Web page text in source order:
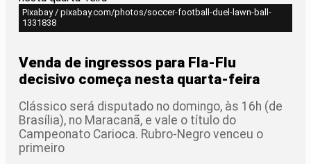
Pixabay / pixabay.com/photos/soccer-football-duel-lawn-ball-
1331838
Venda de ingressos para Fla-Flu
decisivo começa nesta quarta-feira
Clássico será disputado no domingo, às 16h (de
Brasília), no Maracanã, e vale o título do
Campeonato Carioca. Rubro-Negro venceu o
primeiro